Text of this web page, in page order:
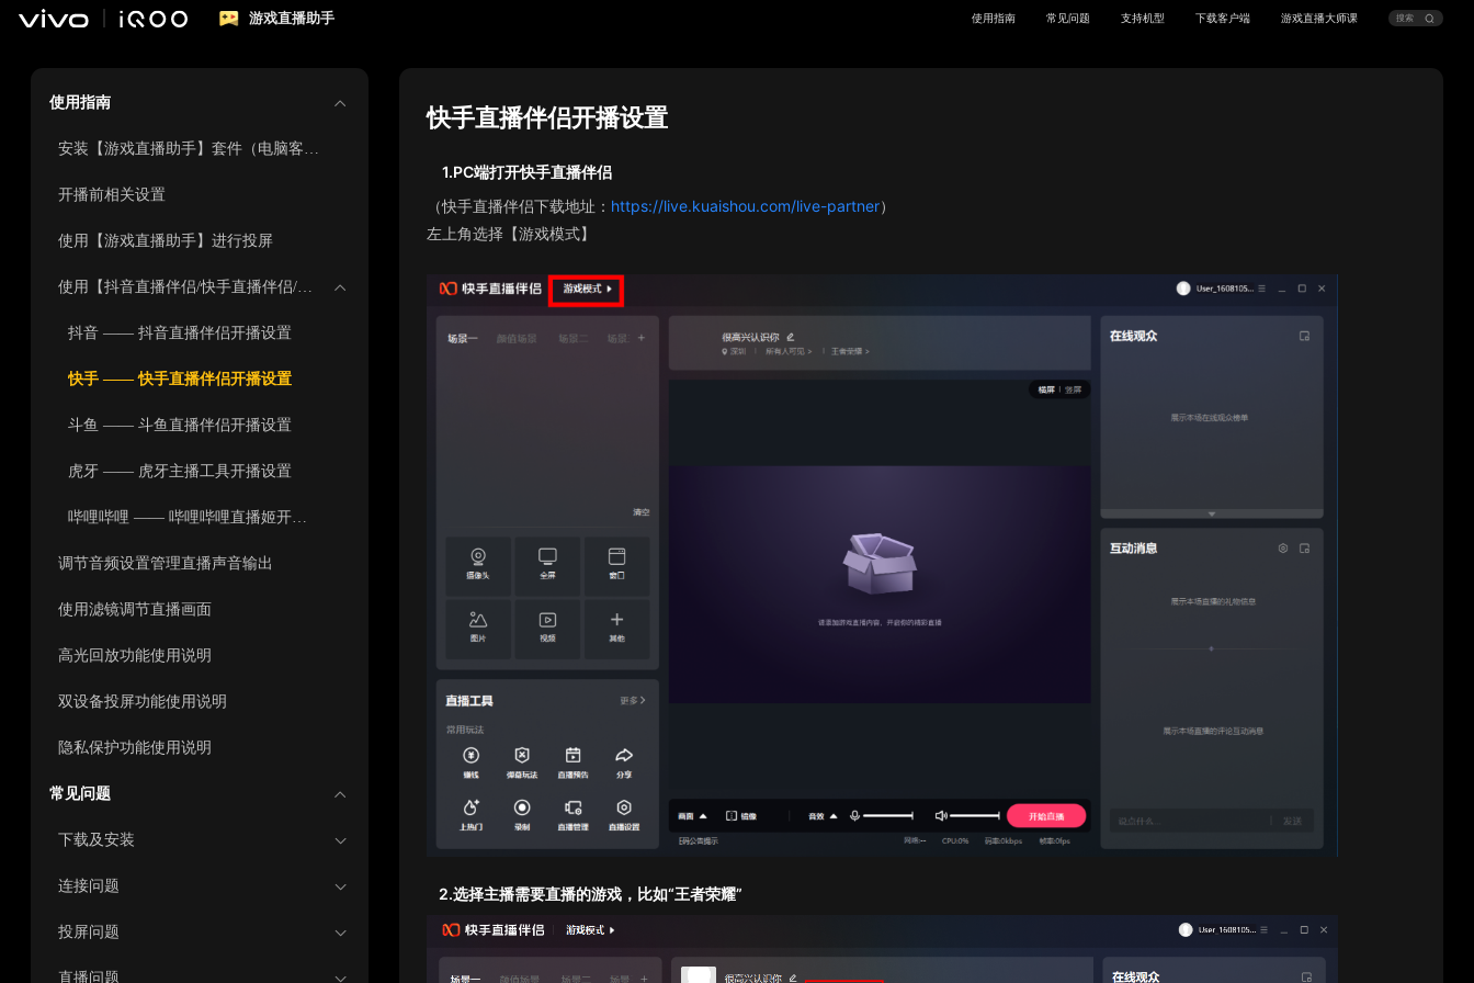
游戏直播助手 使用指南 常见问题 支持机型 下载客户端 游戏直播大师课
使用指南
安装【游戏直播助手】套件（电脑客户端+移动端APP）
开播前相关设置
使用【游戏直播助手】进行投屏
使用【抖音直播伴侣/快手直播伴侣/斗鱼直播伴侣/虎牙主播工具】进行开播设置
抖音 —— 抖音直播伴侣开播设置
快手 —— 快手直播伴侣开播设置
斗鱼 —— 斗鱼直播伴侣开播设置
虎牙 —— 虎牙主播工具开播设置
哔哩哔哩 —— 哔哩哔哩直播姬开播设置
调节音频设置管理直播声音输出
使用滤镜调节直播画面
高光回放功能使用说明
双设备投屏功能使用说明
隐私保护功能使用说明
常见问题
下载及安装
连接问题
投屏问题
直播问题
快手直播伴侣开播设置
1.PC端打开快手直播伴侣
（快手直播伴侣下载地址： https://live.kuaishou.com/live-partner）
左上角选择【游戏模式】
2.选择主播需要直播的游戏，比如“王者荣耀”